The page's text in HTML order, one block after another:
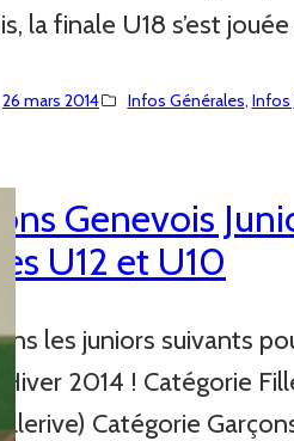
la finale U18 s’est
26 mars 2014 Infos Générales, Infos
Genevois
U12 et U10
les juniors suivants
Hiver 2014 ! Catégorie
Catégorie